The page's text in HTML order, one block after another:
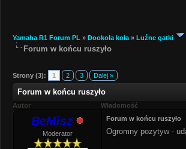
Yamaha R1 Forum PL » Dookoła koła » Luźne gatki
Forum w końcu ruszyło
Strony (3): 1 2 3 Dalej »
Forum w końcu ruszyło
Autor Wiadomość
BeMisz
Moderator
Forum w końcu ruszyło
Ogromny pozytyw -